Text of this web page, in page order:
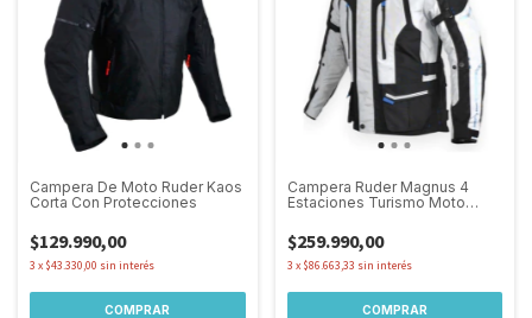
Campera De Moto Ruder Kaos
Corta Con Protecciones
$129.990,00
3 x $43.330,00 sin interés
COMPRAR
Campera Ruder Magnus 4
Estaciones Turismo Moto
$259.990,00
3 x $86.663,33 sin interés
COMPRAR